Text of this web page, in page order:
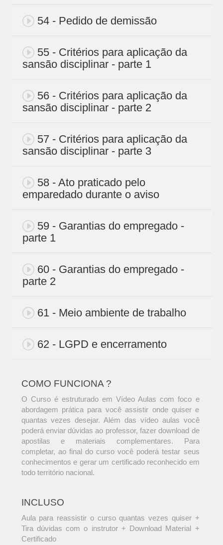
54 - Pedido de demissão
55 - Critérios para aplicação da
sansão disciplinar - parte 1
56 - Critérios para aplicação da
sansão disciplinar - parte 2
57 - Critérios para aplicação da
sansão disciplinar - parte 3
58 - Ato praticado pelo
emparedado durante o aviso
59 - Garantias do empregado -
parte 1
60 - Garantias do empregado -
parte 2
61 - Meio ambiente de trabalho
62 - LGPD e encerramento
COMO FUNCIONA ?
O Curso é estruturado em Vídeo Aulas com foco e
abordagem prática para você assistir onde quiser e
quantas vezes desejar. Além das vídeo aulas você
poderá enviar dúvidas ao professor, fazer download de
apostilas e materiais complementares. Para
completar, ao final do curso você poderá testar seus
conhecimentos e gerar um certificado reconhecido em
todo território nacional.
INCLUSO
Aula para reassistir o curso quantas vezes quiser +
Tira dúvidas com o instrutor + Download Material +
Certificado